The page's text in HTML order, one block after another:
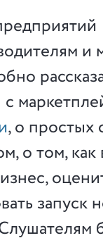
и
, о простых
о том,
запуск